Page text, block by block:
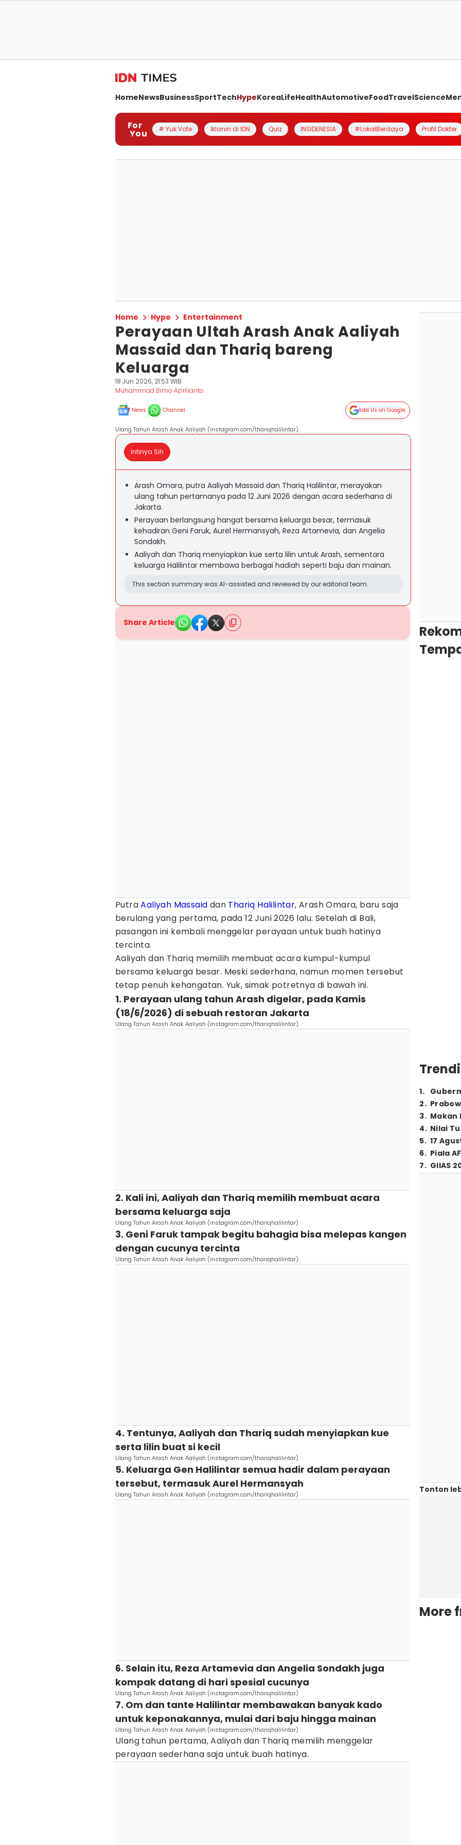
HomeNewsBusinessSportTechHypeKoreaLifeHealthAutomotiveFoodTravelScience
For
You # Yuk Vote Iklanin di IDN Quiz INSIDENESIA #LokalBerdaya Profil Dokter
Home Hype Entertainment
Perayaan Ultah Arash Anak Aaliyah
Massaid dan Thariq bareng
Keluarga
18 Jun 2026, 21:53 WIB
Muhammad Bimo Aprilianto
News Channel Add Us on Google
Ulang Tahun Arash Anak Aaliyah (instagram.com/thariqhalilintar)
Intinya Sih
Arash Omara, putra Aaliyah Massaid dan Thariq Halilintar, merayakan
ulang tahun pertamanya pada 12 Juni 2026 dengan acara sederhana di
Jakarta.
Perayaan berlangsung hangat bersama keluarga besar, termasuk
kehadiran Geni Faruk, Aurel Hermansyah, Reza Artamevia, dan Angelia
Sondakh.
Aaliyah dan Thariq menyiapkan kue serta lilin untuk Arash, sementara
keluarga Halilintar membawa berbagai hadiah seperti baju dan mainan.
This section summary was AI-assisted and reviewed by our editorial team.
Share Article
PutraAaliyah Massaid dan Thariq Halilintar, Arash Omara, baru saja
berulang yang pertama, pada 12 Juni 2026 lalu. Setelah di Bali,
pasangan ini kembali menggelar perayaan untuk buah hatinya
tercinta.
Aaliyah dan Thariq memilih membuat acara kumpul-kumpul
bersama keluarga besar. Meski sederhana, namun momen tersebut
tetap penuh kehangatan. Yuk, simak potretnya di bawah ini.
1. Perayaan ulang tahun Arash digelar, pada Kamis
(18/6/2026) di sebuah restoran Jakarta
Ulang Tahun Arash Anak Aaliyah (instagram.com/thariqhalilintar)
2. Kali ini, Aaliyah dan Thariq memilih membuat acara
bersama keluarga saja
Ulang Tahun Arash Anak Aaliyah (instagram.com/thariqhalilintar)
3. Geni Faruk tampak begitu bahagia bisa melepas kangen
dengan cucunya tercinta
Ulang Tahun Arash Anak Aaliyah (instagram.com/thariqhalilintar)
4. Tentunya, Aaliyah dan Thariq sudah menyiapkan kue
serta lilin buat si kecil
Ulang Tahun Arash Anak Aaliyah (instagram.com/thariqhalilintar)
5. Keluarga Gen Halilintar semua hadir dalam perayaan
tersebut, termasuk Aurel Hermansyah
Ulang Tahun Arash Anak Aaliyah (instagram.com/thariqhalilintar)
6. Selain itu, Reza Artamevia dan Angelia Sondakh juga
kompak datang di hari spesial cucunya
Ulang Tahun Arash Anak Aaliyah (instagram.com/thariqhalilintar)
7. Om dan tante Halilintar membawakan banyak kado
untuk keponakannya, mulai dari baju hingga mainan
Ulang Tahun Arash Anak Aaliyah (instagram.com/thariqhalilintar)
Ulang tahun pertama, Aaliyah dan Thariq memilih menggelar
perayaan sederhana saja untuk buah hatinya.
1.
2.
3. Makan
4. Nilai
5. 17
6. Piala
7. GIIAS
Tonton
More